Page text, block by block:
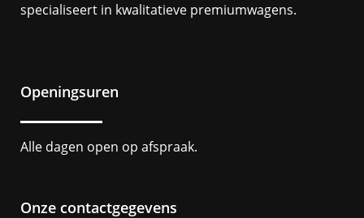
specialiseert in kwalitatieve premiumwagens.
Openingsuren
Alle dagen open op afspraak.
Onze contactgegevens